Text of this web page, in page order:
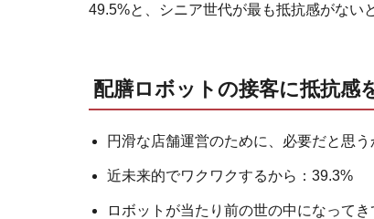
49.5%と、シニア世代が最も抵抗感がない
配膳ロボットの接客に抵抗感
円滑な店舗運営のために、必要だと思
近未来的でワクワクするから：39.3%
ロボットが当たり前の世の中になって